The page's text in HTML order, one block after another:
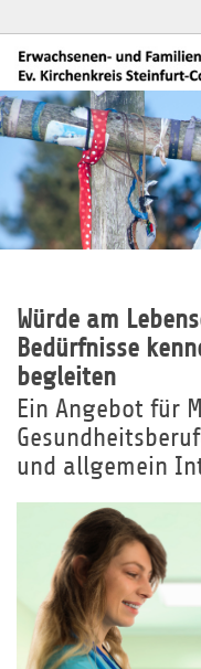
Würde am
Bedürfnisse
begleiten
Ein Angebot für
und allgemein